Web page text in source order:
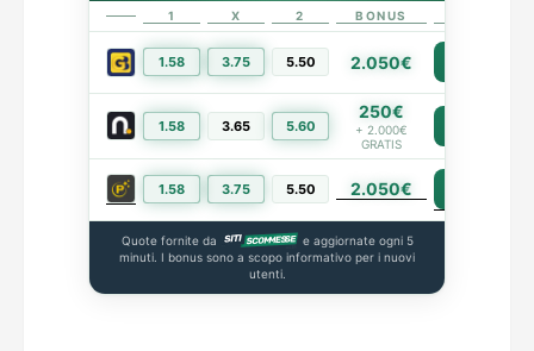
1 X 2 BONUS
1.58 3.75 5.50 2.050€
1.58 3.65 5.60
250€
+ 2.000€
GRATIS
1.58 3.75 5.50 2.050€
Quote fornite da
e aggiornate ogni 5
minuti. I bonus sono a scopo informativo per i nuovi
utenti.